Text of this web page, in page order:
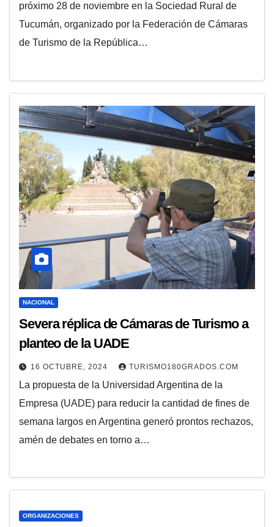
próximo 28 de noviembre en la Sociedad Rural de
Tucumán, organizado por la Federación de Cámaras
de Turismo de la República…
NACIONAL
Severa réplica de Cámaras de Turismo a
planteo de la UADE
16 OCTUBRE, 2024 TURISMO180GRADOS.COM
La propuesta de la Universidad Argentina de la
Empresa (UADE) para reducir la cantidad de fines de
semana largos en Argentina generó prontos rechazos,
amén de debates en torno a…
ORGANIZACIONES